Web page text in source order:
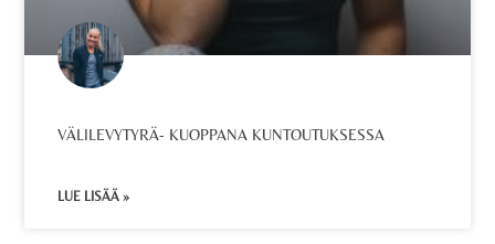
VÄLILEVYTYRÄ- KUOPPANA KUNTOUTUKSESSA
LUE LISÄÄ »